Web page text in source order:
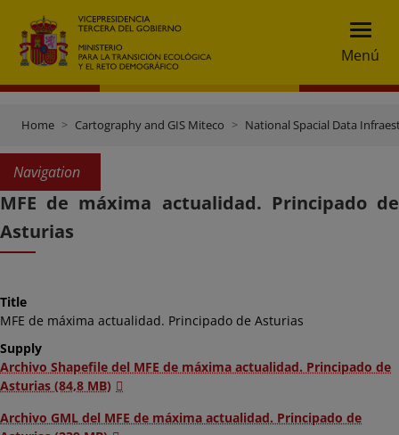
Menú
Home Cartography and GIS Miteco National Spacial Data
Navigation
MFE de máxima actualidad. Principado de
Asturias
Title
MFE de máxima actualidad. Principado de Asturias
Supply
Archivo Shapefile del MFE de máxima actualidad. Principado de
Asturias (84,8 MB)
Archivo GML del MFE de máxima actualidad. Principado de